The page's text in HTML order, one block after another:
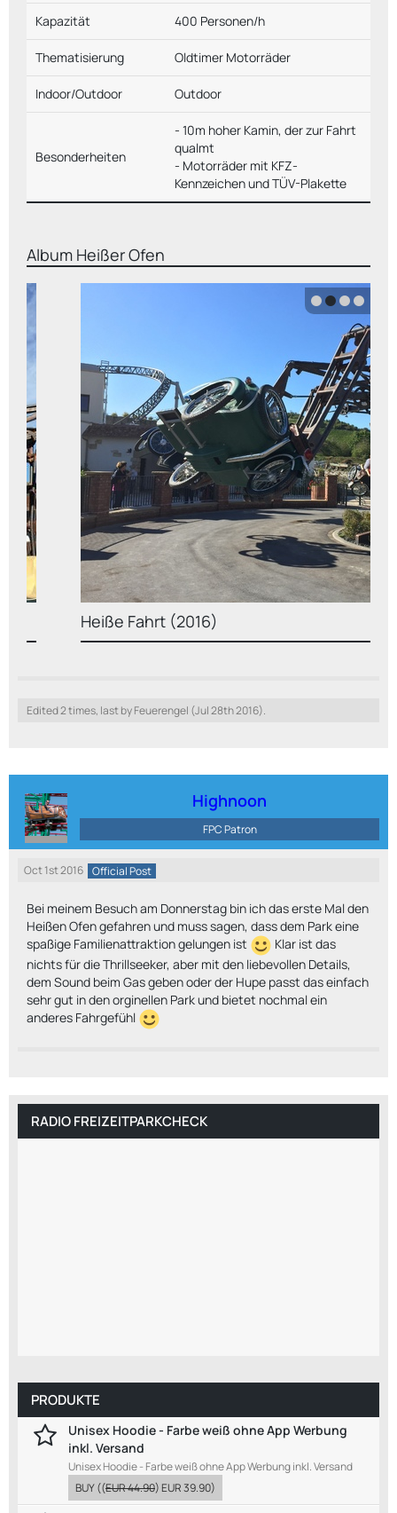
Kapazität 400 Personen/h
Thematisierung Oldtimer Motorräder
Indoor/Outdoor Outdoor
Besonderheiten
- 10m hoher Kamin, der zur Fahrt
qualmt
- Motorräder mit KFZ-
Kennzeichen und TÜV-Plakette
Album Heißer Ofen
Heiße Fahrt (2016)
Edited 2 times, last by Feuerengel (Jul 28th 2016).
Highnoon
FPC Patron
Oct 1st 2016 Official Post
Bei meinem Besuch am Donnerstag bin ich das erste Mal den
Heißen Ofen gefahren und muss sagen, dass dem Park eine
spaßige Familienattraktion gelungen ist
Klar ist das
nichts für die Thrillseeker, aber mit den liebevollen Details,
dem Sound beim Gas geben oder der Hupe passt das einfach
sehr gut in den orginellen Park und bietet nochmal ein
anderes Fahrgefühl
RADIO FREIZEITPARKCHECK
PRODUKTE
Unisex Hoodie - Farbe weiß ohne App Werbung
inkl. Versand
Unisex Hoodie - Farbe weiß ohne App Werbung inkl. Versand
BUY((EUR 44.90)EUR 39.90)